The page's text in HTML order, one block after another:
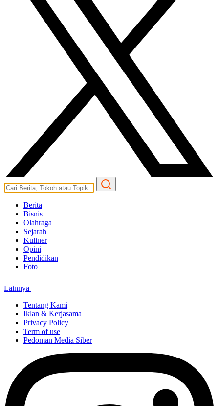
Berita
Bisnis
Olahraga
Sejarah
Kuliner
Opini
Pendidikan
Foto
Lainnya
Tentang Kami
Iklan & Kerjasama
Privacy Policy
Term of use
Pedoman Media Siber